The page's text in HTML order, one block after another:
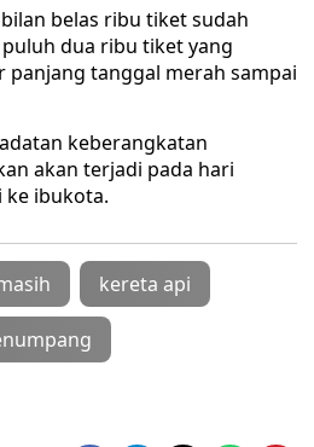
belas ribu tiket sudah
dua ribu tiket yang
panjang tanggal merah sampai
keberangkatan
akan terjadi pada hari
ibukota.
kereta api